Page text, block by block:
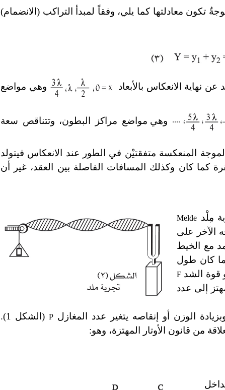
تكون معادلتها كما يلي، وفقاً لمبدأ التراكب (الانضمام)
نهاية الانعكاس بالأبعاد
وهي مواضع
وهي مواضع مراكز البطون، وتتناقص سعة
المنعكسة متفقتيْن في الطور عند الانعكاس فيتولد
كان وكذلك المسافات الفاصلة بين العقد، غير أن
مِلْد Melde
الآخر على
مع الخيط
كان طول
قوة الشد F
إلى عدد
P
(الشكل 1).
من قانون الأوتار المهتزة، وهو: